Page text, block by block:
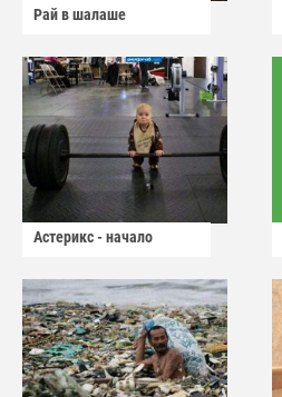
Рай в шалаше
Астерикс - начало